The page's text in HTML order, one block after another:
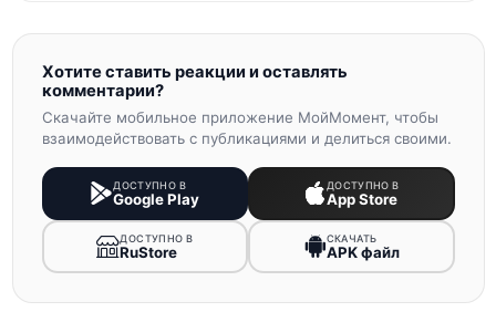
Хотите ставить реакции и оставлять
комментарии?
Скачайте мобильное приложение МойМомент, чтобы
взаимодействовать с публикациями и делиться своими.
ДОСТУПНО В
Google Play
ДОСТУПНО В
App Store
ДОСТУПНО В
RuStore
СКАЧАТЬ
APK файл